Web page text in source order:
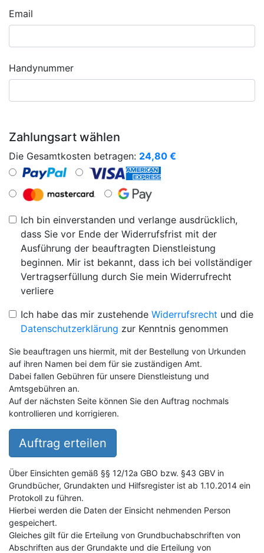
Email
Handynummer
Zahlungsart wählen
Die Gesamtkosten betragen: 24,80 €
Ich bin einverstanden und verlange ausdrücklich,
dass Sie vor Ende der Widerrufsfrist mit der
Ausführung der beauftragten Dienstleistung
beginnen. Mir ist bekannt, dass ich bei vollständiger
Vertragserfüllung durch Sie mein Widerrufrecht
verliere
Ich habe das mir zustehende Widerrufsrecht und die
Datenschutzerklärung zur Kenntnis genommen
Sie beauftragen uns hiermit, mit der Bestellung von Urkunden
auf ihren Namen bei dem für sie zuständigen Amt.
Dabei fallen Gebühren für unsere Dienstleistung und
Amtsgebühren an.
Auf der nächsten Seite können Sie den Auftrag nochmals
kontrollieren und korrigieren.
Auftrag erteilen
Über Einsichten gemäß §§ 12/12a GBO bzw. §43 GBV in
Grundbücher, Grundakten und Hilfsregister ist ab 1.10.2014 ein
Protokoll zu führen.
Hierbei werden die Daten der Einsicht nehmenden Person
gespeichert.
Gleiches gilt für die Erteilung von Grundbuchabschriften von
Abschriften aus der Grundakte und die Erteilung von